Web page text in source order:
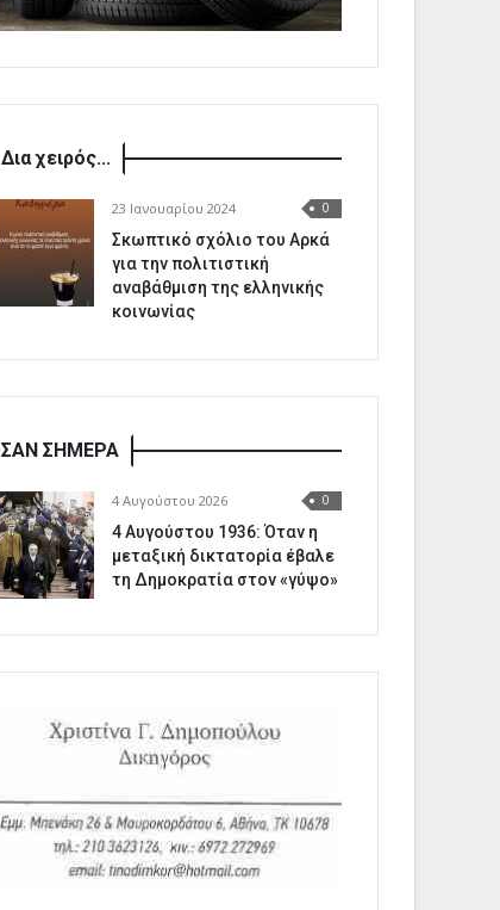
Δια χειρός...
23 Ιανουαρίου 2024 0
Σκωπτικό σχόλιο του Αρκά
για την πολιτιστική
αναβάθμιση της ελληνικής
κοινωνίας
ΣΑΝ ΣΗΜΕΡΑ
4 Αυγούστου 2026 0
4 Αυγούστου 1936: Όταν η
μεταξική δικτατορία έβαλε
τη Δημοκρατία στον «γύψο»